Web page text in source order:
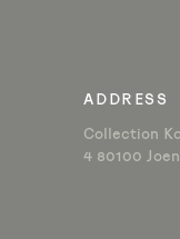
ADDRESS
Collection
4 80100